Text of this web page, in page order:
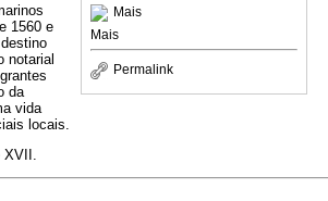
Mais
Mais
Permalink
1560 e
notarial
da
vida
locais.